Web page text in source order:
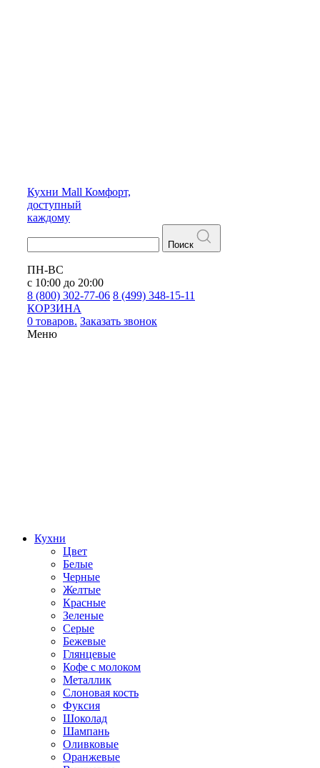
Кухни Mall Комфорт,
доступный
каждому
Поиск
ПН-ВС
с 10:00 до 20:00
8 (800) 302-77-06 8 (499) 348-15-11
КОРЗИНА
0 товаров. Заказать звонок
Меню
Кухни
Цвет
Белые
Черные
Желтые
Красные
Зеленые
Серые
Бежевые
Глянцевые
Кофе с молоком
Металлик
Слоновая кость
Фуксия
Шоколад
Шампань
Оливковые
Оранжевые